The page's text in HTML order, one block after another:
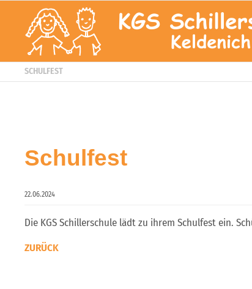
SCHULFEST
Schulfest
22.06.2024
Die KGS Schillerschule lädt zu ihrem Schulfest ein.
ZURÜCK